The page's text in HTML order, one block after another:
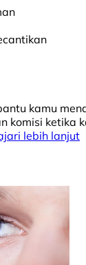
kamu
komisi ketika
lebih lanjut